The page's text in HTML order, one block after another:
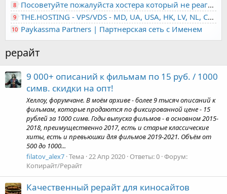
8 Посоветуйте пожалуйста хостера который не реагирует на ркн
9 THE.HOSTING - VPS/VDS - MD, UA, USA, HK, LV, NL, CA, DE, SK, CZE, GB, IL, TR, PL, BG, RO, IT, FL, HU, PT.
10 Paykassma Partners | Партнерская сеть с Именем
рерайт
9 000+ описаний к фильмам по 15 руб. / 1000
симв. скидки на опт!
Хеллоу, форумчане. В моём архиве - более 9 тысяч описаний к
фильмам, которые продаются по фиксированной цене - 15
рублей за 1000 симв. Годы выпуска фильмов - в основном 2015-
2018, преимущественно 2017, есть и старые классические
хиты, есть и превьюшки для фильмов 2019-2021. Объём от
500 до 1000...
filatov_alex7 Тема 22 Апр 2020 Ответы: 0 Форум:
Копирайт/Рерайт
Качественный рерайт для киносайтов